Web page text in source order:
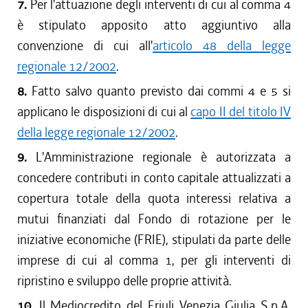
7. Per l'attuazione degli interventi di cui al comma 4
è stipulato apposito atto aggiuntivo alla
convenzione di cui all'articolo 48 della legge
regionale 12/2002.
8. Fatto salvo quanto previsto dai commi 4 e 5 si
applicano le disposizioni di cui al capo II del titolo IV
della legge regionale 12/2002.
9. L'Amministrazione regionale è autorizzata a
concedere contributi in conto capitale attualizzati a
copertura totale della quota interessi relativa a
mutui finanziati dal Fondo di rotazione per le
iniziative economiche (FRIE), stipulati da parte delle
imprese di cui al comma 1, per gli interventi di
ripristino e sviluppo delle proprie attività.